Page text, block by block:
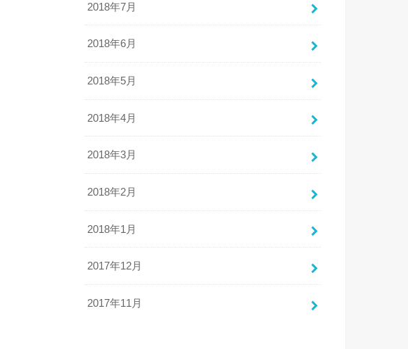
2018年7月
2018年6月
2018年5月
2018年4月
2018年3月
2018年2月
2018年1月
2017年12月
2017年11月